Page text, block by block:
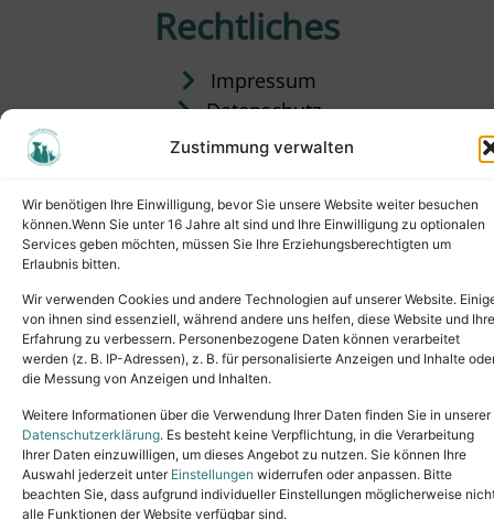
Zustimmung verwalten
Wir benötigen Ihre Einwilligung, bevor Sie unsere Website weiter besuchen
können.Wenn Sie unter 16 Jahre alt sind und Ihre Einwilligung zu optionalen
Services geben möchten, müssen Sie Ihre Erziehungsberechtigten um
Erlaubnis bitten.
Wir verwenden Cookies und andere Technologien auf unserer Website.
von ihnen sind essenziell, während andere uns helfen, diese Website und Ihre
Erfahrung zu verbessern. Personenbezogene Daten können verarbeitet
werden (z. B. IP-Adressen), z. B. für personalisierte Anzeigen und Inhalte
die Messung von Anzeigen und Inhalten.
Weitere Informationen über die Verwendung Ihrer Daten finden Sie in unserer
Datenschutzerklärung. Es besteht keine Verpflichtung, in die Verarbeitung
Ihrer Daten einzuwilligen, um dieses Angebot zu nutzen. Sie können Ihre
Auswahl jederzeit unter Einstellungen widerrufen oder anpassen. Bitte
beachten Sie, dass aufgrund individueller Einstellungen möglicherweise
alle Funktionen der Website verfügbar sind.
Rechtliches
Impressum
Datenschutz
Satzung
Copyright © 2024. All rights reserved.
Tel.: (02631) 55356buero@tierheim-neuwied.de
Ludwigshof 1, 56567 Neuwied